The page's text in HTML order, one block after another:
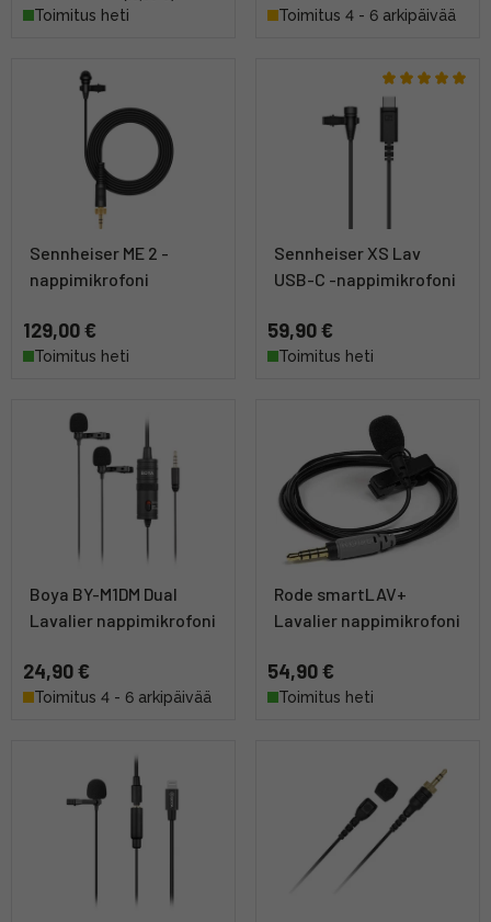
Toimitus heti
Toimitus 4 - 6 arkipäivää
Sennheiser ME 2 -
nappimikrofoni
129,00 €
Toimitus heti
Sennheiser XS Lav
USB-C -nappimikrofoni
59,90 €
Toimitus heti
Boya BY-M1DM Dual
Lavalier nappimikrofoni
24,90 €
Toimitus 4 - 6 arkipäivää
Rode smartLAV+
Lavalier nappimikrofoni
54,90 €
Toimitus heti